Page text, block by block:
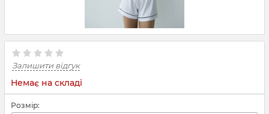
Залишити відгук
Немає на складі
Розмір: